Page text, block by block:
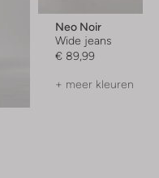
Neo Noir
Wide jeans
€ 89,99
+ meer kleuren